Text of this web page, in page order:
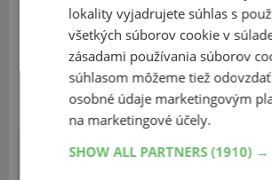
Fulda Carat Attiro
Veľká odolnosť pri akvaplaningu, nízky
vysoká presnosť riadenia na suchej
Zvýšený valivý odpor a predĺžená
a suchej ceste.
Aquaplaning
lokality vyjadrujete súhlas s
všetkých súborov cookie v
zásadami používania súborov
súhlasom môžeme tiež
osobné údaje marketingovým
na marketingové účely.
SHOW ALL PARTNERS(1910) →